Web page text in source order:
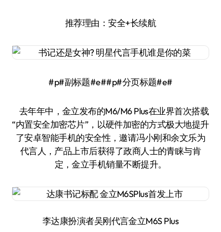
推荐理由：安全+长续航
#p#副标题#e##p#分页标题#e#
去年年中，金立发布的M6/M6 Plus在业界首次搭载
“内置安全加密芯片”，以硬件加密的方式极大地提升
了安卓智能手机的安全性，邀请冯小刚和余文乐为
代言人，产品上市后获得了政商人士的青睐与肯
定，金立手机销量不断提升。
李达康扮演者吴刚代言金立M6S Plus